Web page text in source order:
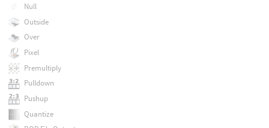
Null
Outside
Over
Pixel
Premultiply
Pulldown
Pushup
Quantize